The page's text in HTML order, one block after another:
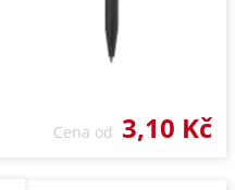
Cena od 3,10 Kč